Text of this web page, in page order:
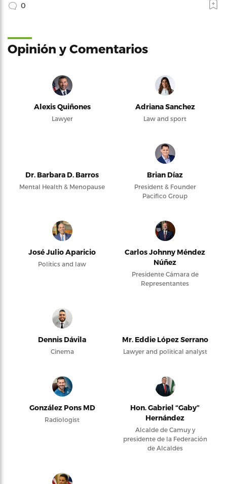
0
Opinión y Comentarios
Alexis Quiñones
Lawyer
Adriana Sanchez
Law and sport
Dr. Barbara D. Barros
Mental Health & Menopause
Brian Díaz
President & Founder
Pacifico Group
José Julio Aparicio
Politics and law
Carlos Johnny Méndez
Núñez
Presidente Cámara de
Representantes
Dennis Dávila
Cinema
Mr. Eddie López Serrano
Lawyer and political analyst
González Pons MD
Radiologist
Hon. Gabriel “Gaby”
Hernández
Alcalde de Camuy y
presidente de la Federación
de Alcaldes